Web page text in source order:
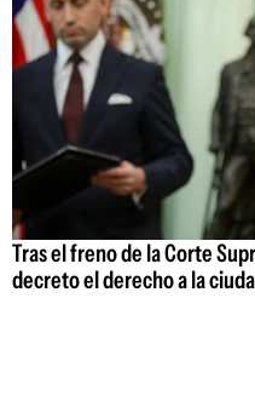
Tras el freno de la Corte
decreto el derecho a la